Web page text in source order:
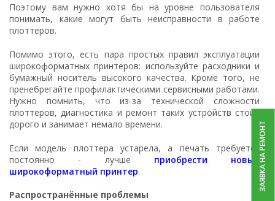
Поэтому вам нужно хотя бы на уровне пользователя
понимать, какие могут быть неисправности в работе
плоттеров.
Помимо этого, есть пара простых правил эксплуатации
широкоформатных принтеров: используйте расходники и
бумажный носитель высокого качества. Кроме того, не
пренебрегайте профилактическими сервисными работами.
Нужно помнить, что из-за технической сложности
плоттеров, диагностика и ремонт таких устройств стоит
дорого и занимает немало времени.
Если модель плоттера устарела, а печать требуется
постоянно - лучше приобрести новый
широкоформатный принтер.
Распространённые проблемы
ЗАЯВКА НА РЕМОНТ